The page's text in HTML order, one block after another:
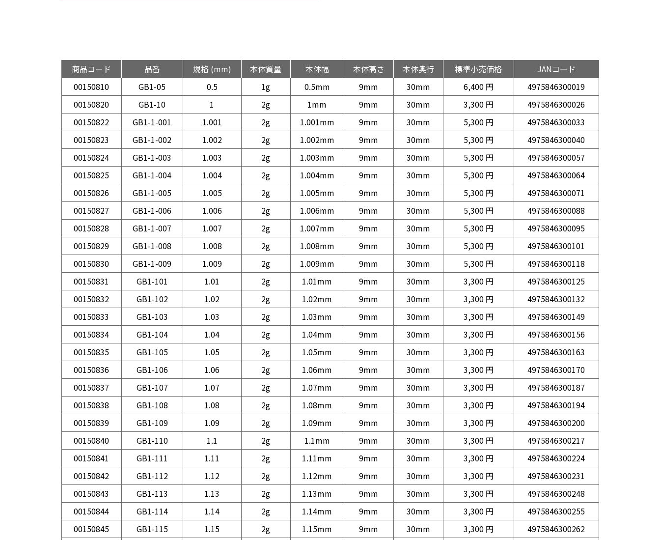
商品コード 品番 規格 (mm) 本体質量 本体幅 本体高さ 本体奥行 標準小売価格
JANコード
00150810
GB1-05 0.5 1g 0.5mm 9mm 30mm 6,400 円
4975846300019
00150820
GB1-10 1 2g 1mm 9mm 30mm 3,300 円
4975846300026
00150822
GB1-1-001 1.001 2g 1.001mm 9mm 30mm 5,300 円
4975846300033
00150823
GB1-1-002 1.002 2g 1.002mm 9mm 30mm 5,300 円
4975846300040
00150824
GB1-1-003 1.003 2g 1.003mm 9mm 30mm 5,300 円
4975846300057
00150825
GB1-1-004 1.004 2g 1.004mm 9mm 30mm 5,300 円
4975846300064
00150826
GB1-1-005 1.005 2g 1.005mm 9mm 30mm 5,300 円
4975846300071
00150827
GB1-1-006 1.006 2g 1.006mm 9mm 30mm 5,300 円
4975846300088
00150828
GB1-1-007 1.007 2g 1.007mm 9mm 30mm 5,300 円
4975846300095
00150829
GB1-1-008 1.008 2g 1.008mm 9mm 30mm 5,300 円
4975846300101
00150830
GB1-1-009 1.009 2g 1.009mm 9mm 30mm 5,300 円
4975846300118
00150831
GB1-101 1.01 2g 1.01mm 9mm 30mm 3,300 円
4975846300125
00150832
GB1-102 1.02 2g 1.02mm 9mm 30mm 3,300 円
4975846300132
00150833
GB1-103 1.03 2g 1.03mm 9mm 30mm 3,300 円
4975846300149
00150834
GB1-104 1.04 2g 1.04mm 9mm 30mm 3,300 円
4975846300156
00150835
GB1-105 1.05 2g 1.05mm 9mm 30mm 3,300 円
4975846300163
00150836
GB1-106 1.06 2g 1.06mm 9mm 30mm 3,300 円
4975846300170
00150837
GB1-107 1.07 2g 1.07mm 9mm 30mm 3,300 円
4975846300187
00150838
GB1-108 1.08 2g 1.08mm 9mm 30mm 3,300 円
4975846300194
00150839
GB1-109 1.09 2g 1.09mm 9mm 30mm 3,300 円
4975846300200
00150840
GB1-110 1.1 2g 1.1mm 9mm 30mm 3,300 円
4975846300217
00150841
GB1-111 1.11 2g 1.11mm 9mm 30mm 3,300 円
4975846300224
00150842
GB1-112 1.12 2g 1.12mm 9mm 30mm 3,300 円
4975846300231
00150843
GB1-113 1.13 2g 1.13mm 9mm 30mm 3,300 円
4975846300248
00150844
GB1-114 1.14 2g 1.14mm 9mm 30mm 3,300 円
4975846300255
00150845
GB1-115 1.15 2g 1.15mm 9mm 30mm 3,300 円
4975846300262